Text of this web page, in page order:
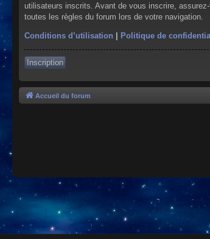
utilisateurs inscrits. Avant de vous inscrire,
toutes les règles du forum lors de votre navigation.
Conditions d’utilisation | Politique de
Inscription
Accueil du forum